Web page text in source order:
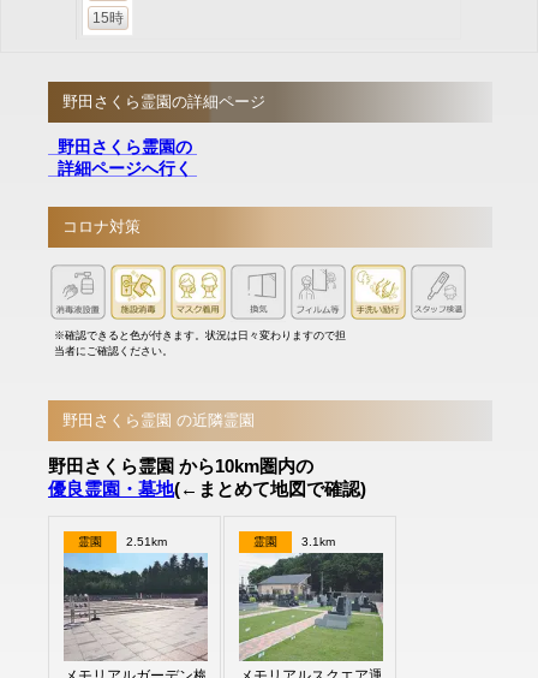
15時
野田さくら霊園の詳細ページ
野田さくら霊園の
詳細ページへ行く
コロナ対策
※確認できると色が付きます。状況は日々変わりますので担
当者にご確認ください。
野田さくら霊園 の近隣霊園
野田さくら霊園 から10km圏内の
優良霊園・墓地(←まとめて地図で確認)
霊園 2.51km 霊園 3.1km